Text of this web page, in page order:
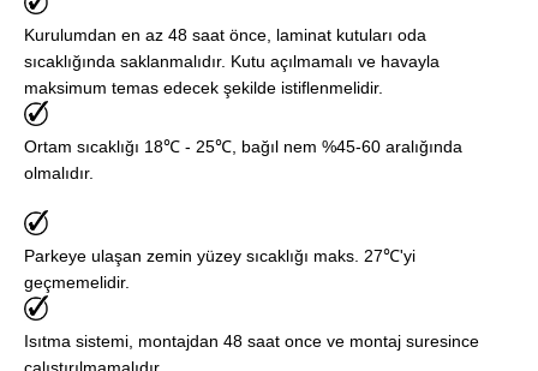
Kurulumdan en az 48 saat önce, laminat kutuları oda
sıcaklığında saklanmalıdır. Kutu açılmamalı ve havayla
maksimum temas edecek şekilde istiflenmelidir.
Ortam sıcaklığı 18℃ - 25℃, bağıl nem %45-60 aralığında
olmalıdır.
Parkeye ulaşan zemin yüzey sıcaklığı maks. 27℃'yi
geçmemelidir.
Isıtma sistemi, montajdan 48 saat once ve montaj suresince
calıştırılmamalıdır.